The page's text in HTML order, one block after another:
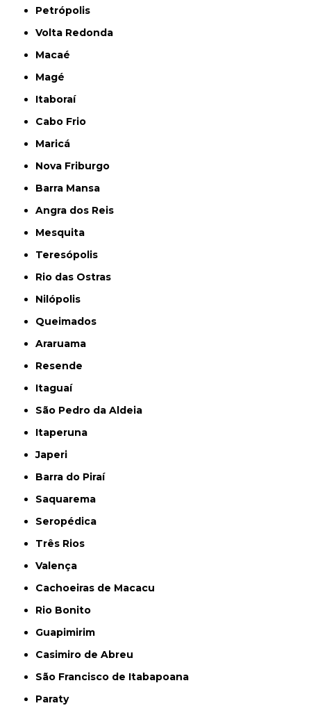
Petrópolis
Volta Redonda
Macaé
Magé
Itaboraí
Cabo Frio
Maricá
Nova Friburgo
Barra Mansa
Angra dos Reis
Mesquita
Teresópolis
Rio das Ostras
Nilópolis
Queimados
Araruama
Resende
Itaguaí
São Pedro da Aldeia
Itaperuna
Japeri
Barra do Piraí
Saquarema
Seropédica
Três Rios
Valença
Cachoeiras de Macacu
Rio Bonito
Guapimirim
Casimiro de Abreu
São Francisco de Itabapoana
Paraty